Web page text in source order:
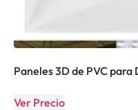
Paneles 3D de PVC
Ver Precio